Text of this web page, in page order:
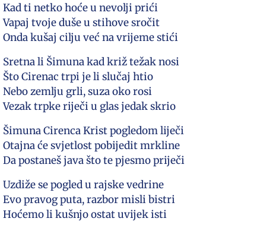
Kad ti netko hoće u nevolji prići
Vapaj tvoje duše u stihove sročit
Onda kušaj cilju već na vrijeme stići
Sretna li Šimuna kad križ težak nosi
Što Cirenac trpi je li slučaj htio
Nebo zemlju grli, suza oko rosi
Vezak trpke riječi u glas jedak skrio
Šimuna Cirenca Krist pogledom liječi
Otajna će svjetlost pobijedit mrkline
Da postaneš java što te pjesmo priječi
Uzdiže se pogled u rajske vedrine
Evo pravog puta, razbor misli bistri
Hoćemo li kušnjo ostat uvijek isti